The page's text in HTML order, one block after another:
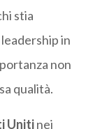
stia
in
non
qualità.
Unitinei